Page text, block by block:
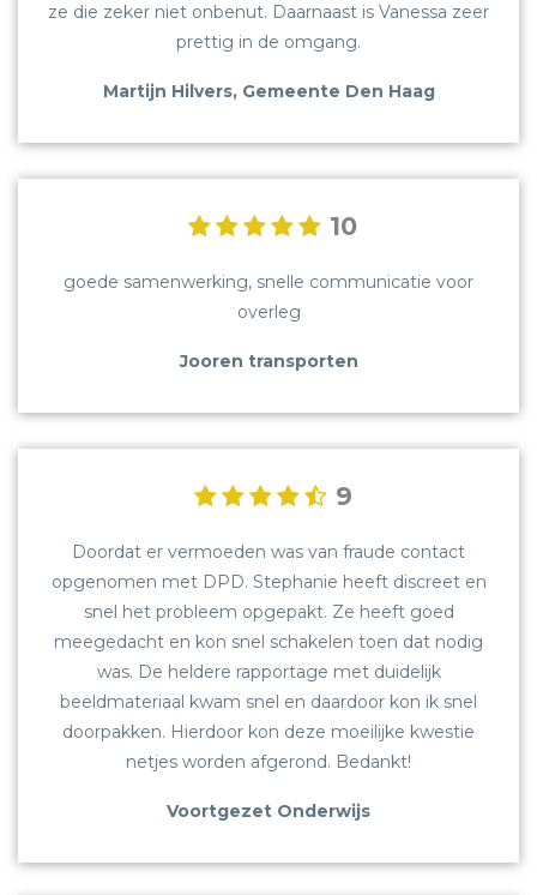
OVER ONS
REVIEWS
BLOG
BEDRIJFSRECHERCHE
OPLEIDINGEN
ze die zeker niet onbenut. Daarnaast is Vanessa zeer
prettig in de omgang.
Martijn Hilvers, Gemeente Den Haag
10
goede samenwerking, snelle communicatie voor
overleg
Jooren transporten
9
Doordat er vermoeden was van fraude contact
opgenomen met DPD. Stephanie heeft discreet en
snel het probleem opgepakt. Ze heeft goed
meegedacht en kon snel schakelen toen dat nodig
was. De heldere rapportage met duidelijk
beeldmateriaal kwam snel en daardoor kon ik snel
doorpakken. Hierdoor kon deze moeilijke kwestie
netjes worden afgerond. Bedankt!
Voortgezet Onderwijs